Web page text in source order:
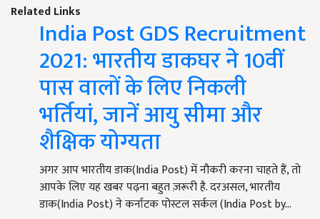
Related Links
India Post GDS Recruitment
2021: भारतीय डाकघर ने 10वीं
पास वालों के लिए निकली
भर्तियां, जानें आयु सीमा और
शैक्षिक योग्यता
अगर आप भारतीय डाक(India Post) में नौकरी करना चाहते हैं, तो
आपके लिए यह खबर पढ़ना बहुत ज़रूरी है. दरअसल, भारतीय
डाक(India Post) ने कर्नाटक पोस्टल सर्कल (India Post by…